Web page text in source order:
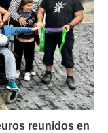
reunidos en